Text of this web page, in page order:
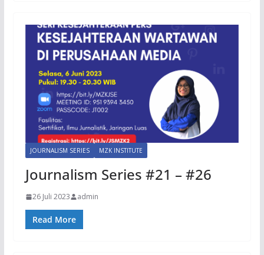
JOURNALISM SERIES MZK INSTITUTE
Journalism Series #21 – #26
26 Juli 2023 admin
Read More